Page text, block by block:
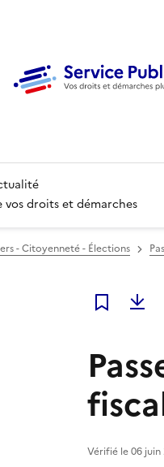
vos droits et démarches
- Citoyenneté - Élections
Ajouter à
Vérifié le 06